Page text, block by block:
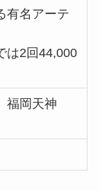
有名アーテ
は2回44,000
福岡天神